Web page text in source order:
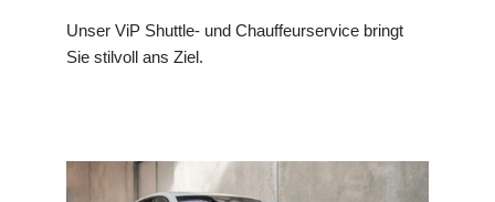
Unser ViP Shuttle- und Chauffeurservice bringt
Sie stilvoll ans Ziel.